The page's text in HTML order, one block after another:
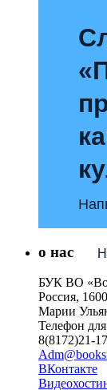
о нас
БУК ВО
Россия,
Марии
Телефон
8(8172)21-
ВКонтакте